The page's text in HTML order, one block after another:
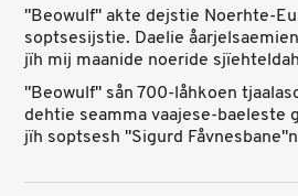
"Beowulf" akte dejstie Noerhte-
soptsesijstie. Daelie
jïh mij maanide noeride
"Beowulf" sån 700-låhkoen
dehtie seamma vaajese-baeleste
jïh soptsesh "Sigurd